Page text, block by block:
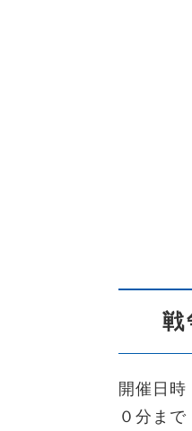
「戦
［第
落
「ニ
５
戦
開催日
０分まで